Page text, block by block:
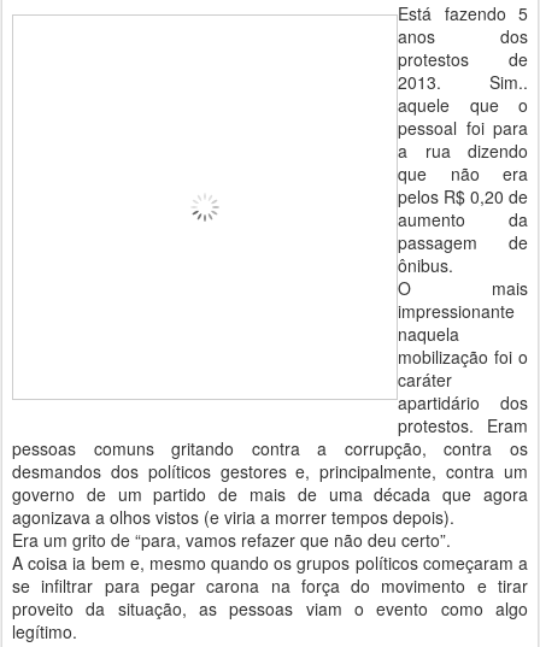
Está fazendo 5
anos dos
protestos de
2013. Sim..
aquele que o
pessoal foi para
a rua dizendo
que não era
pelos R$ 0,20 de
aumento da
passagem de
ônibus.
O mais
impressionante
naquela
mobilização foi o
caráter
apartidário dos
protestos. Eram
pessoas comuns gritando contra a corrupção, contra os
desmandos dos políticos gestores e, principalmente, contra um
governo de um partido de mais de uma década que agora
agonizava a olhos vistos (e viria a morrer tempos depois).
Era um grito de “para, vamos refazer que não deu certo”.
A coisa ia bem e, mesmo quando os grupos políticos começaram a
se infiltrar para pegar carona na força do movimento e tirar
proveito da situação, as pessoas viam o evento como algo
legítimo.